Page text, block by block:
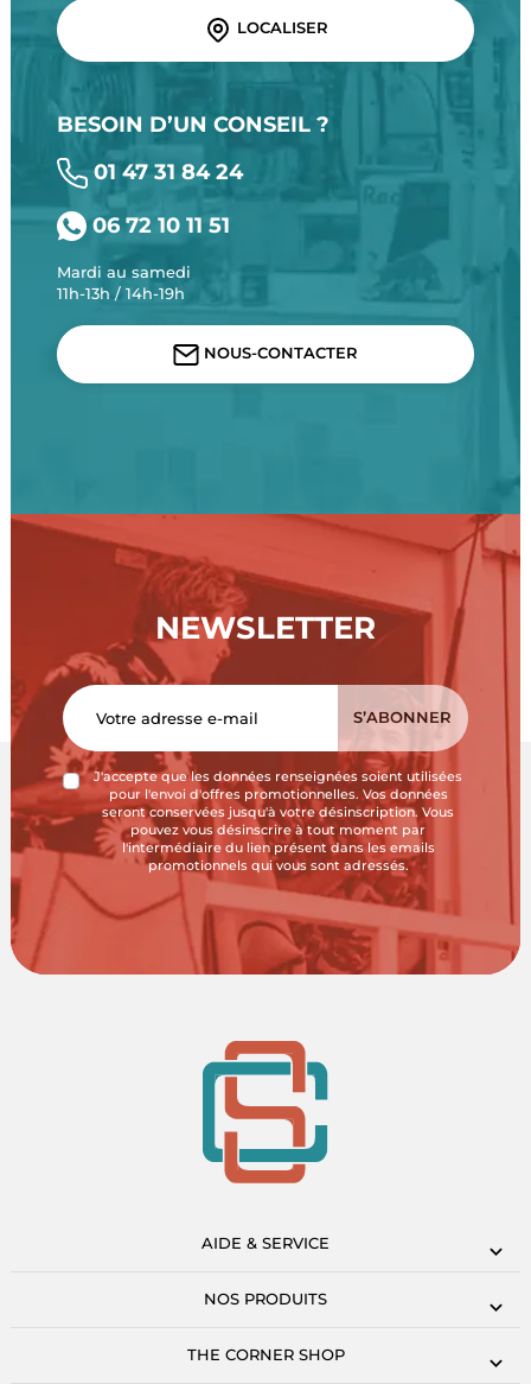
LOCALISER
BESOIN D’UN CONSEIL ?
01 47 31 84 24
06 72 10 11 51
Mardi au samedi
11h-13h / 14h-19h
NOUS-CONTACTER
NEWSLETTER
J'accepte que les données renseignées soient utilisées
pour l'envoi d'offres promotionnelles. Vos données
seront conservées jusqu'à votre désinscription. Vous
pouvez vous désinscrire à tout moment par
l'intermédiaire du lien présent dans les emails
promotionnels qui vous sont adressés.
AIDE & SERVICE
NOS PRODUITS
THE CORNER SHOP